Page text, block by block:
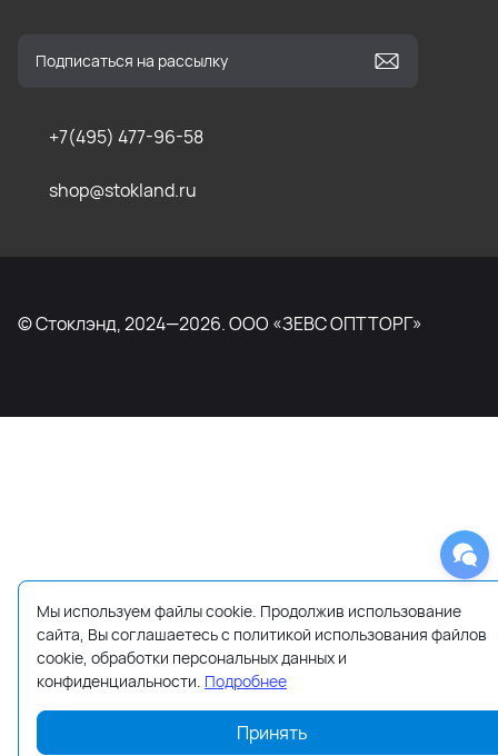
+7(495) 477-96-58
shop@stokland.ru
© Стоклэнд, 2024—2026. ООО «ЗЕВС ОПТТОРГ»
Мы используем файлы cookie. Продолжив использование
сайта, Вы соглашаетесь с политикой использования файлов
cookie, обработки персональных данных и
конфиденциальности. Подробнее
Принять